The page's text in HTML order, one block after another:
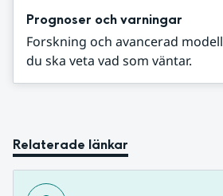
Prognoser och varningar
Forskning och avancerad
du ska veta vad som väntar.
Relaterade länkar